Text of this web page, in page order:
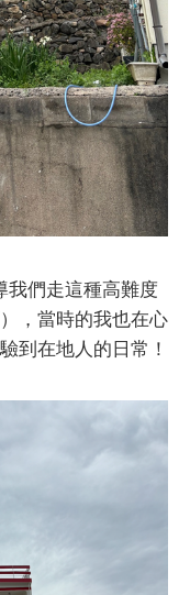
我們走這種高難度
，當時的我也在心
到在地人的日常！